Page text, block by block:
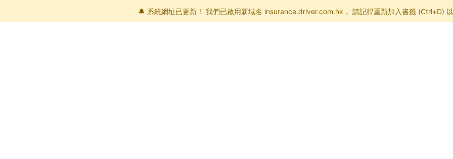
🔔 系統網址已更新！ 我們已啟用新域名 insurance.driver.com.hk 。請記得重新加入書籤 (Ctrl+D)